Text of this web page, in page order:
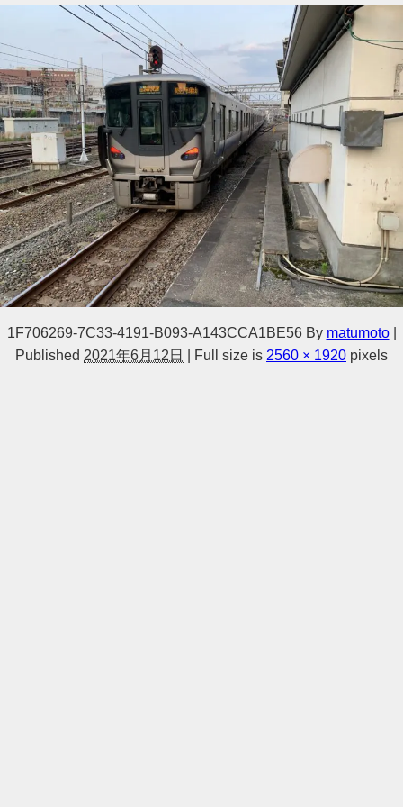
1F706269-7C33-4191-B093-A143CCA1BE56 By matumoto
Published 2021年6月12日 Full size is 2560 × 1920 pixels